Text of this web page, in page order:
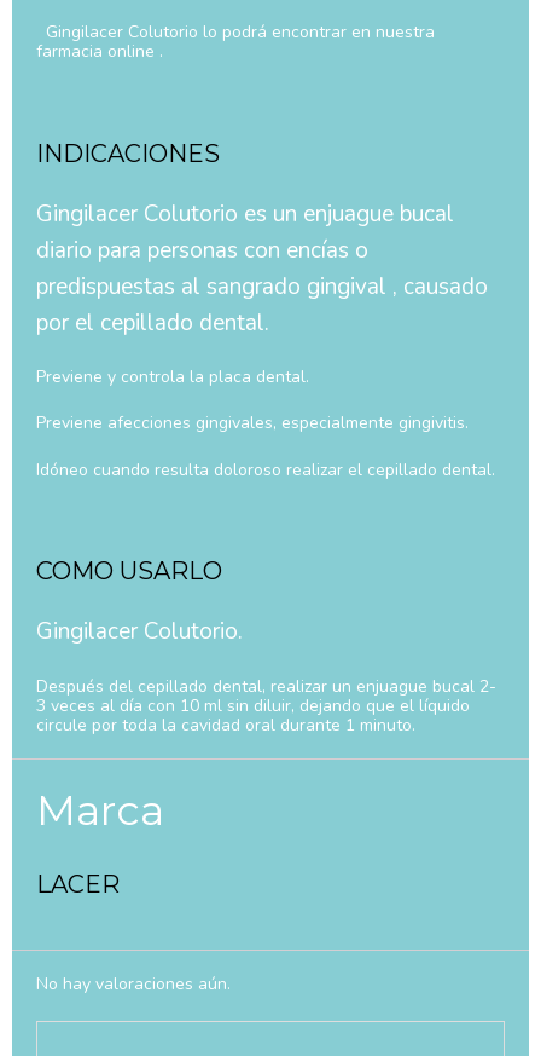
Gingilacer Colutorio lo podrá encontrar en nuestra
farmacia online .
INDICACIONES
Gingilacer Colutorio es un enjuague bucal
diario para personas con encías o
predispuestas al sangrado gingival , causado
por el cepillado dental.
Previene y controla la placa dental.
Previene afecciones gingivales, especialmente gingivitis.
Idóneo cuando resulta doloroso realizar el cepillado dental.
COMO USARLO
Gingilacer Colutorio.
Después del cepillado dental, realizar un enjuague bucal 2-
3 veces al día con 10 ml sin diluir, dejando que el líquido
circule por toda la cavidad oral durante 1 minuto.
Marca
LACER
No hay valoraciones aún.